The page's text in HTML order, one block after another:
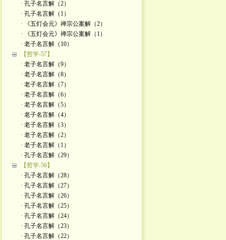
· 孔子名言解（2）
· 孔子名言解（1）
· 《五灯会元》禅宗公案解（2）
· 《五灯会元》禅宗公案解（1）
· 老子名言解（10）
【哲学-57】
· 老子名言解（9）
· 老子名言解（8）
· 老子名言解（7）
· 老子名言解（6）
· 老子名言解（5）
· 老子名言解（4）
· 老子名言解（3）
· 老子名言解（2）
· 老子名言解（1）
· 孔子名言解（29）
【哲学-56】
· 孔子名言解（28）
· 孔子名言解（27）
· 孔子名言解（26）
· 孔子名言解（25）
· 孔子名言解（24）
· 孔子名言解（23）
· 孔子名言解（22）